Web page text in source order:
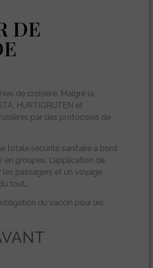
DE
de croisière. Malgré la
HURTIGRUTEN et
par des protocoles de
totale sécurité sanitaire à bord
groupes. L’application de
passagers et un voyage
tout…
du vaccin pour les